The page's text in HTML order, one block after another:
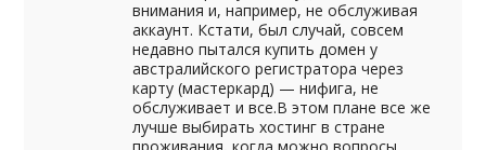
внимания и, например, не обслуживая
аккаунт. Кстати, был случай, совсем
недавно пытался купить домен у
австралийского регистратора через
карту (мастеркард) — нифига, не
обслуживает и все.В этом плане все же
лучше выбирать хостинг в стране